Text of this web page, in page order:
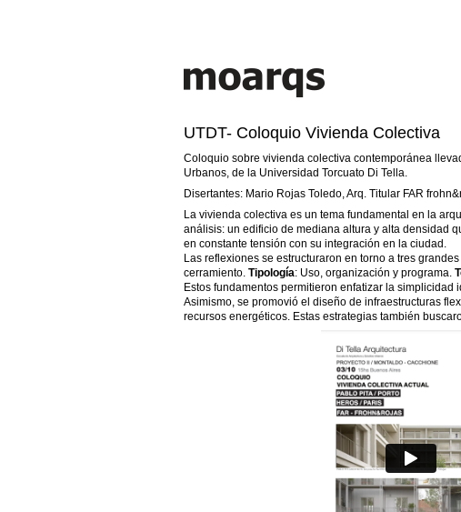
UTDT- Coloquio Vivienda Colectiva
Coloquio sobre vivienda colectiva contemporánea
Urbanos, de la Universidad Torcuato Di Tella.
Disertantes: Mario Rojas Toledo, Arq. Titular FAR
La vivienda colectiva es un tema fundamental en la
análisis: un edificio de mediana altura y alta densidad
en constante tensión con su integración en la ciudad.
Las reflexiones se estructuraron en torno a tres
cerramiento. Tipología: Uso, organización y programa.
Estos fundamentos permitieron enfatizar la
Asimismo, se promovió el diseño de infraestructuras
recursos energéticos. Estas estrategias también